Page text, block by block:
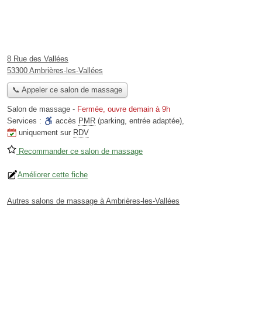
8 Rue des Vallées
53300 Ambrières-les-Vallées
📞 Appeler ce salon de massage
Salon de massage - Fermée, ouvre demain à 9h
Services :
accès PMR (parking, entrée adaptée),
uniquement sur RDV
Recommander ce salon de massage
Améliorer cette fiche
Autres salons de massage à Ambrières-les-Vallées